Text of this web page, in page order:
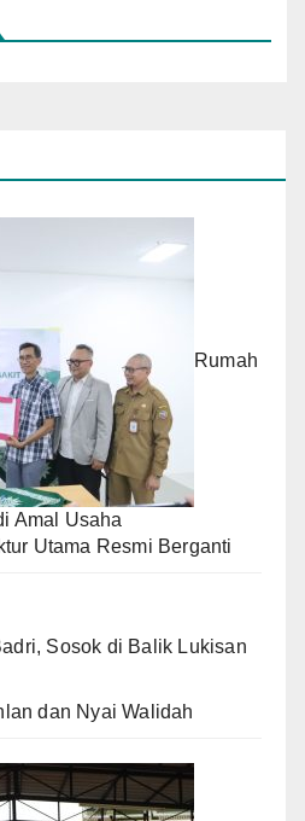
Rumah
Amal Usaha
Utama Resmi Berganti
Sosok di Balik Lukisan
dan Nyai Walidah